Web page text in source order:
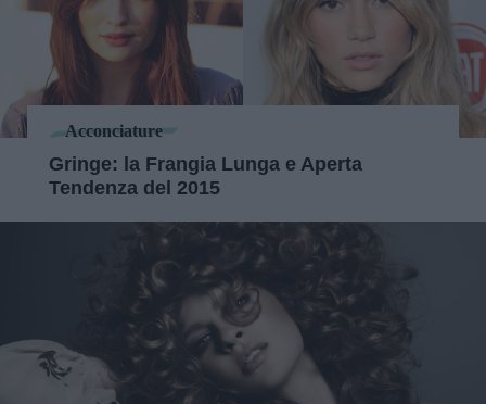
Acconciature
Gringe: la Frangia Lunga e Aperta
Tendenza del 2015